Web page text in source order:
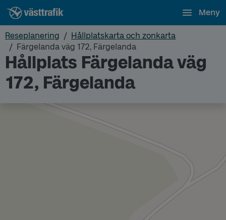
Meny
Reseplanering
Hållplatskarta och zonkarta
Färgelanda väg 172, Färgelanda
Hållplats Färgelanda väg
172, Färgelanda